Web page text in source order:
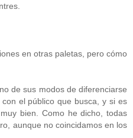
en otras paletas, pero cómo
de sus modos de diferenciarse
el público que busca, y si es
bien. Como he dicho, todas
aunque no coincidamos en los